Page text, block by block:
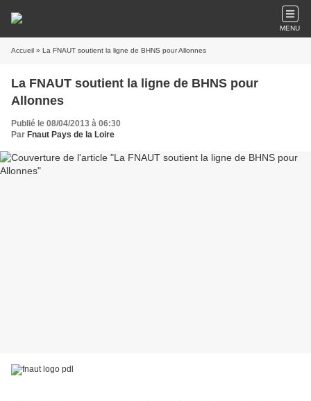
MENU
Accueil » La FNAUT soutient la ligne de BHNS pour Allonnes
La FNAUT soutient la ligne de BHNS pour
Allonnes
Publié le 08/04/2013 à 06:30
Par Fnaut Pays de la Loire